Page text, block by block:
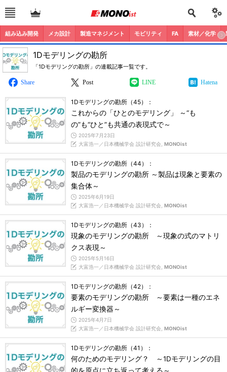
組み込み開発 メカ設計 製造マネジメント モビリティ FA 素材／化学
1Dモデリングの勘所
「1Dモデリングの勘所」の連載記事一覧です。
Share Post LINE Hatena
1Dモデリングの勘所（45）：
これからの「ひとのモデリング」 ～“も
の”も“ひと”も共通の表現式で～
2025年7月23日
大富浩一／日本機械学会 設計研究会, MONOist
1Dモデリングの勘所（44）：
製品のモデリングの勘所 ～製品は現象と要素の
集合体～
2025年6月19日
大富浩一／日本機械学会 設計研究会, MONOist
1Dモデリングの勘所（43）：
現象のモデリングの勘所 ～現象の式のマトリ
クス表現～
2025年5月16日
大富浩一／日本機械学会 設計研究会, MONOist
1Dモデリングの勘所（42）：
要素のモデリングの勘所 ～要素は一種のエネ
ルギー変換器～
2025年4月7日
大富浩一／日本機械学会 設計研究会, MONOist
1Dモデリングの勘所（41）：
何のためのモデリング？ ～1Dモデリングの目